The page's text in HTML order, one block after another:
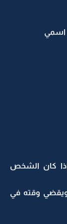
اسمي
كان الشخص
ويقضي وقته في